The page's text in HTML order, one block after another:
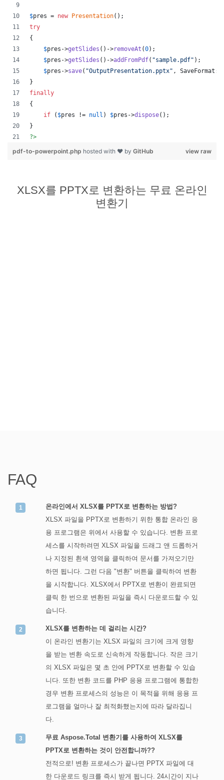
$pres = new Presentation();
try
{
$pres ->getSlides ()->removeAt (0);
$pres ->getSlides ()->addFromPdf( "sample.pdf" );
$pres ->save( "OutputPresentation.pptx" ,
}
finally
{
if ( $pres != null ) $pres ->dispose();
}
?>
view raw
pdf-to-powerpoint.php hosted with ❤ by GitHub
XLSX를 PPTX로 변환하는 무료 온라인
변환기
FAQ
온라인에서 XLSX를 PPTX로 변환하는 방법?
XLSX 파일을 PPTX로 변환하기 위한 통합 온라인 응
용 프로그램은 위에서 사용할 수 있습니다. 변환 프로
세스를 시작하려면 XLSX 파일을 드래그 앤 드롭하거
나 지정된 흰색 영역을 클릭하여 문서를 가져오기만
하면 됩니다. 그런 다음 "변환" 버튼을 클릭하여 변환
을 시작합니다. XLSX에서 PPTX로 변환이 완료되면
클릭 한 번으로 변환된 파일을 즉시 다운로드할 수 있
습니다.
XLSX를 변환하는 데 걸리는 시간?
이 온라인 변환기는 XLSX 파일의 크기에 크게 영향
을 받는 변환 속도로 신속하게 작동합니다. 작은 크기
의 XLSX 파일은 몇 초 안에 PPTX로 변환할 수 있습
니다. 또한 변환 코드를 PHP 응용 프로그램에 통합한
경우 변환 프로세스의 성능은 이 목적을 위해 응용 프
로그램을 얼마나 잘 최적화했는지에 따라 달라집니
다.
무료 Aspose.Total 변환기를 사용하여 XLSX를
PPTX로 변환하는 것이 안전합니까??
전적으로! 변환 프로세스가 끝나면 PPTX 파일에 대
한 다운로드 링크를 즉시 받게 됩니다. 24시간이 지나